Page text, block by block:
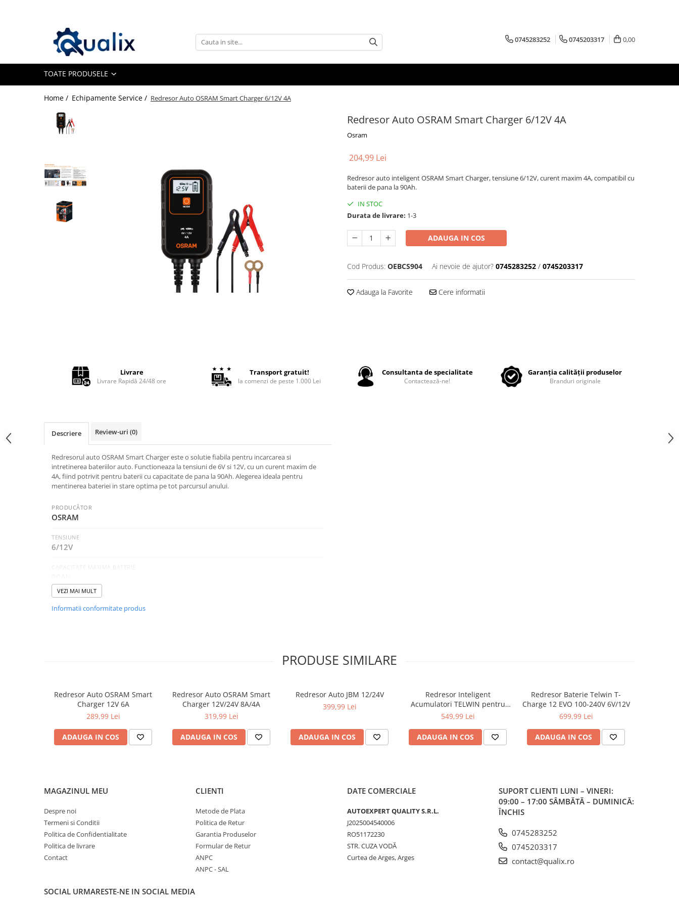
Toate Produsele
Antigel
Solutii Parbriz
Adtitivi combustibil
Compresoare portabile
Intretinere baterie si sisteme
Restaurare Faruri
Intretinere Auto
Chimice Auto
Etansanti Auto
Solutii curatare componente
Spray frane/ambreiaj
Vaseline si Unsori Auto
Intretinere exterior
Intretinere interior
Ulei Transmisie
0745283252 0745203317 0,00
TOATE PRODUSELE
Home / Echipamente Service / Redresor Auto OSRAM Smart Charger 6/12V 4A
Redresor Auto OSRAM Smart Charger 6/12V 4A
Osram
204,99 Lei
Redresor auto inteligent OSRAM Smart Charger, tensiune 6/12V, curent maxim 4A, compatibil cu
baterii de pana la 90Ah.
IN STOC
Durata de livrare: 1-3
ADAUGA IN COS
Cod Produs: OEBCS904 Ai nevoie de ajutor? 0745283252 / 0745203317
Adauga la Favorite Cere informatii
Livrare
Livrare Rapidă 24/48 ore
Transport gratuit!
la comenzi de peste 1.000 Lei
Consultanta de specialitate
Contactează-ne!
Garanția calității produselor
Branduri originale
Descriere Review-uri (0)
Redresorul auto OSRAM Smart Charger este o solutie fiabila pentru incarcarea si
intretinerea bateriilor auto. Functioneaza la tensiuni de 6V si 12V, cu un curent maxim de
4A, fiind potrivit pentru baterii cu capacitate de pana la 90Ah. Alegerea ideala pentru
mentinerea bateriei in stare optima pe tot parcursul anului.
PRODUCĂTOR
OSRAM
TENSIUNE
6/12V
CURENT MAXIM (AMPERAJ)
4A
VEZI MAI MULT
Informatii conformitate produs
PRODUSE SIMILARE
Redresor Auto OSRAM Smart
Charger 12V 6A
289,99 Lei
ADAUGA IN COS
Redresor Auto OSRAM Smart
Charger 12V/24V 8A/4A
319,99 Lei
ADAUGA IN COS
Redresor Auto JBM 12/24V
399,99 Lei
ADAUGA IN COS
Redresor Inteligent
Acumulatori TELWIN pentru
Reprezentante Auto
549,99 Lei
ADAUGA IN COS
Redresor Baterie Telwin T-
Charge 12 EVO 100-240V 6V/12V
699,99 Lei
ADAUGA IN COS
MAGAZINUL MEU
Despre noi
Termeni si Conditii
Politica de Confidentialitate
Politica de livrare
Contact
CLIENTI
Metode de Plata
Politica de Retur
Garantia Produselor
Formular de Retur
ANPC
ANPC - SAL
DATE COMERCIALE
AUTOEXPERT QUALITY S.R.L.
J2025004540006
RO51172230
STR. CUZA VODĂ
Curtea de Arges, Arges
SUPORT CLIENTI LUNI – VINERI:
09:00 – 17:00 SÂMBĂTĂ – DUMINICĂ:
ÎNCHIS
0745283252
0745203317
contact@qualix.ro
SOCIAL URMARESTE-NE IN SOCIAL MEDIA